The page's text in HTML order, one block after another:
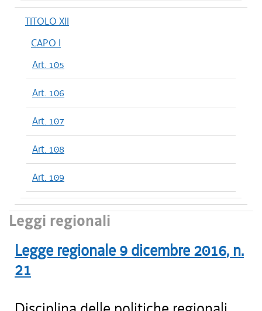
TITOLO XII
CAPO I
Art. 105
Art. 106
Art. 107
Art. 108
Art. 109
Leggi regionali
Legge regionale 9 dicembre 2016, n.
21